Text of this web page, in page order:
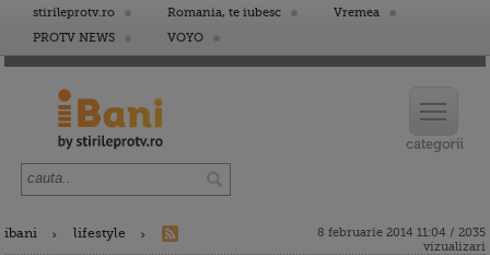
stirileprotv.ro Romania, te iubesc
Vremea
PROTV NEWS
VOYO
ibani lifestyle
8 februarie 2014 11:04 / 2035
vizualizari